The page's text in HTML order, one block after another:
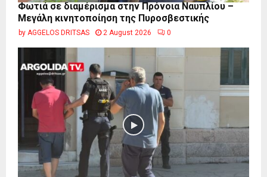
Φωτιά σε διαμέρισμα στην Πρόνοια Ναυπλίου –
Μεγάλη κινητοποίηση της Πυροσβεστικής
by AGGELOS DRITSAS 2 August 2026 0